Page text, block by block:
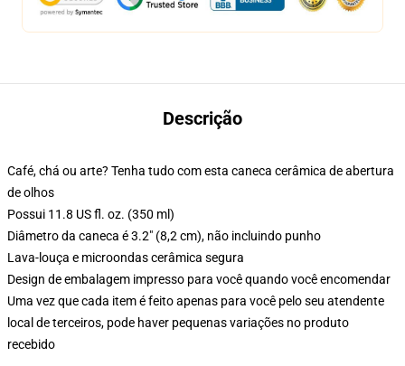
Descrição
Café, chá ou arte? Tenha tudo com esta caneca cerâmica de abertura
de olhos
Possui 11.8 US fl. oz. (350 ml)
Diâmetro da caneca é 3.2" (8,2 cm), não incluindo punho
Lava-louça e microondas cerâmica segura
Design de embalagem impresso para você quando você encomendar
Uma vez que cada item é feito apenas para você pelo seu atendente
local de terceiros, pode haver pequenas variações no produto
recebido